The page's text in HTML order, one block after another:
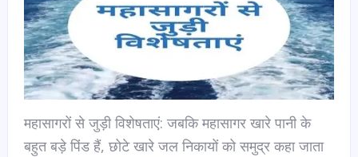
महासागरों से जुड़ी विशेषताएं: जबकि महासागर खारे पानी के
बहुत बड़े पिंड हैं, छोटे खारे जल निकायों को समुद्र कहा जाता